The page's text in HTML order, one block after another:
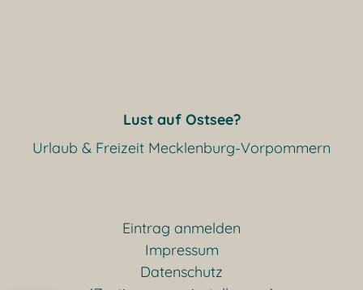
Lust auf Ostsee?
Urlaub & Freizeit Mecklenburg-Vorpommern
Eintrag anmelden
Impressum
Datenschutz